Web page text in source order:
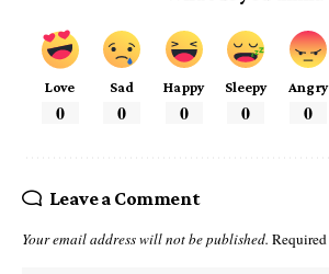
Love
0
Sad
0
Happy
0
Sleepy
0
Angry
0
Leave a Comment
Your email address will not be published.